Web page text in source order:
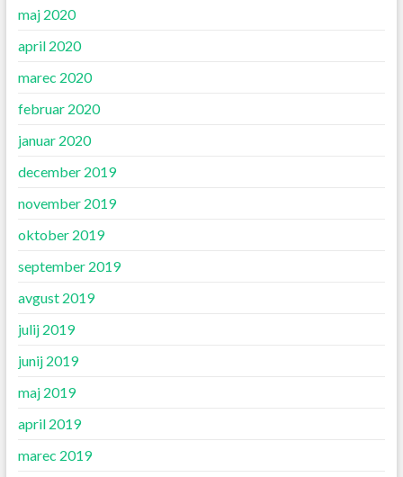
maj 2020
april 2020
marec 2020
februar 2020
januar 2020
december 2019
november 2019
oktober 2019
september 2019
avgust 2019
julij 2019
junij 2019
maj 2019
april 2019
marec 2019